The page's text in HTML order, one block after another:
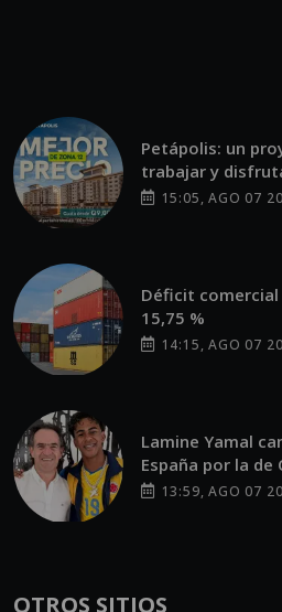
Petápolis: un
trabajar y
15:05, AGO 07
Déficit comercial
15,75 %
14:15, AGO 07
Lamine Yamal
España por la de
13:59, AGO 07
OTROS SITIOS